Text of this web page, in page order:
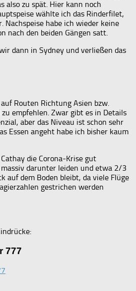
also zu spät. Hier kann noch
wählte ich das Rinderfilet,
habe ich wieder keine
nach den beiden Gängen satt.
dann in Sydney und verließen das
Routen Richtung Asien bzw.
empfehlen. Zwar gibt es in Details
aber das Niveau ist schon sehr
Essen angeht habe ich bisher kaum
die Corona-Krise gut
darunter leiden und etwa 2/3
auf dem Boden bleibt, da viele Flüge
gestrichen werden
777